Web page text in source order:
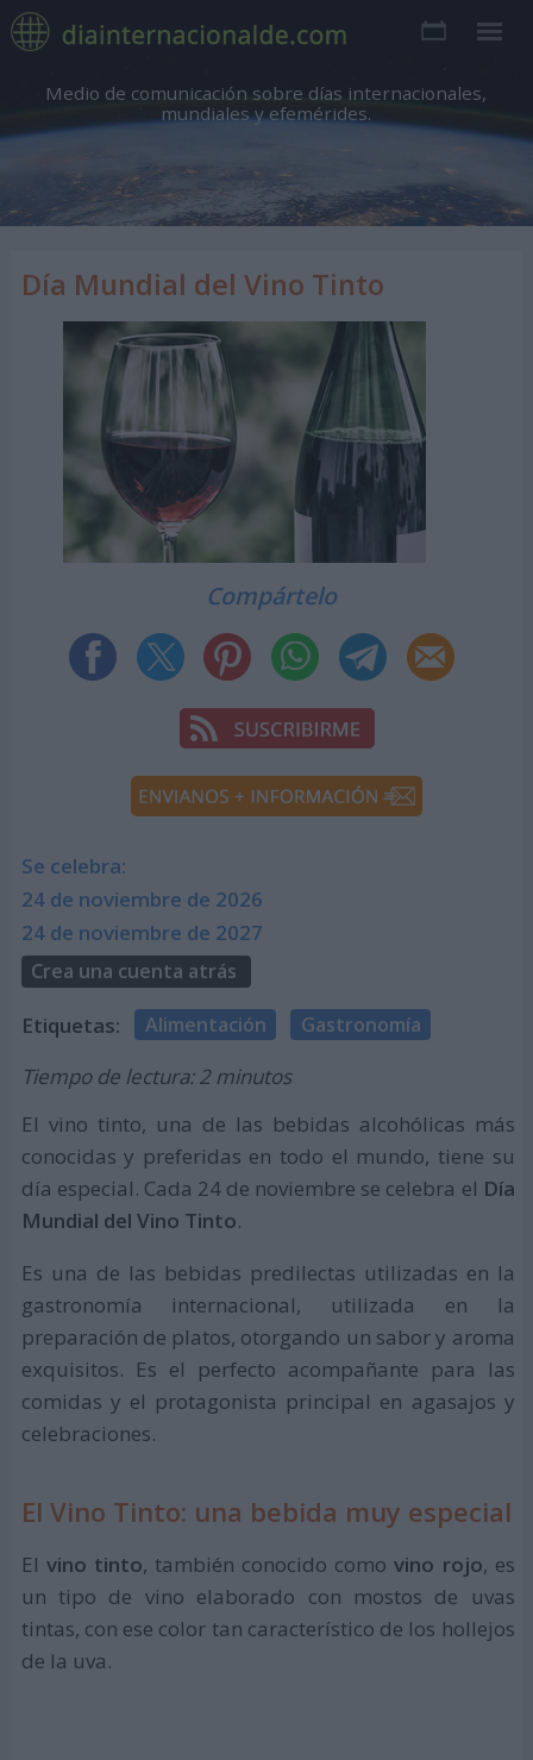
Medio de comunicación sobre días internacionales,
mundiales y efemérides.
Día Mundial del Vino Tinto
Compártelo
Se celebra:
24 de noviembre de 2026
24 de noviembre de 2027
Crea una cuenta atrás
Etiquetas: Alimentación Gastronomía
Tiempo de lectura: 2 minutos
El vino tinto, una de las bebidas alcohólicas más
conocidas y preferidas en todo el mundo, tiene su
día especial. Cada 24 de noviembre se celebra el Día
Mundial del Vino Tinto.
Es una de las bebidas predilectas utilizadas en la
gastronomía internacional, utilizada en la
preparación de platos, otorgando un sabor y aroma
exquisitos. Es el perfecto acompañante para las
comidas y el protagonista principal en agasajos y
celebraciones.
El Vino Tinto: una bebida muy especial
El vino tinto, también conocido comovino rojo, es
un tipo de vino elaborado con mostos de uvas
tintas, con ese color tan característico de los hollejos
de la uva.